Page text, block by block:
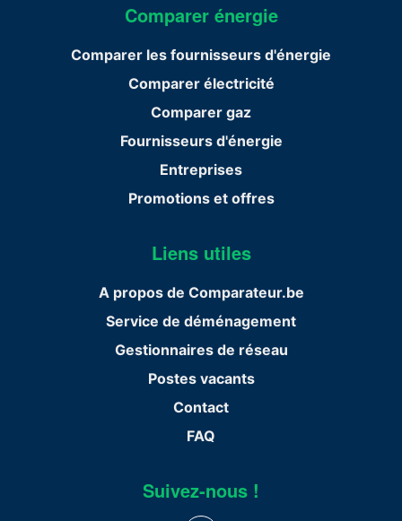
Comparer énergie
Comparer les fournisseurs d'énergie
Comparer électricité
Comparer gaz
Fournisseurs d'énergie
Entreprises
Promotions et offres
Liens utiles
A propos de Comparateur.be
Service de déménagement
Gestionnaires de réseau
Postes vacants
Contact
FAQ
Suivez-nous !